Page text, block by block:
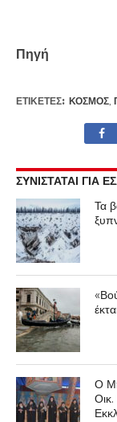
Πηγή
ΕΤΙΚΕΤΕΣ: ΚΌΣΜΟΣ,
ΣΥΝΙΣΤΑΤΑΙ ΓΙΑ
Τα
Ο